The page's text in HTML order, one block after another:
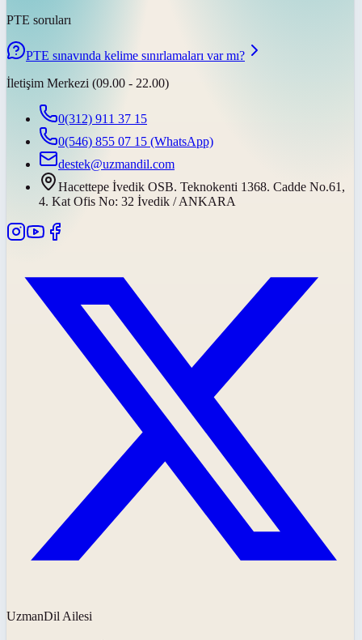
PTE soruları
PTE sınavında kelime sınırlamaları var mı?
İletişim Merkezi (09.00 - 22.00)
0(312) 911 37 15
0(546) 855 07 15 (WhatsApp)
destek@uzmandil.com
Hacettepe İvedik OSB. Teknokenti 1368. Cadde No.61,
4. Kat Ofis No: 32 İvedik / ANKARA
UzmanDil Ailesi